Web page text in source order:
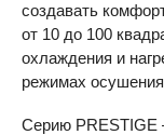
создавать
от 10 до 100
охлаждения и
режимах
Серию PRESTIGE